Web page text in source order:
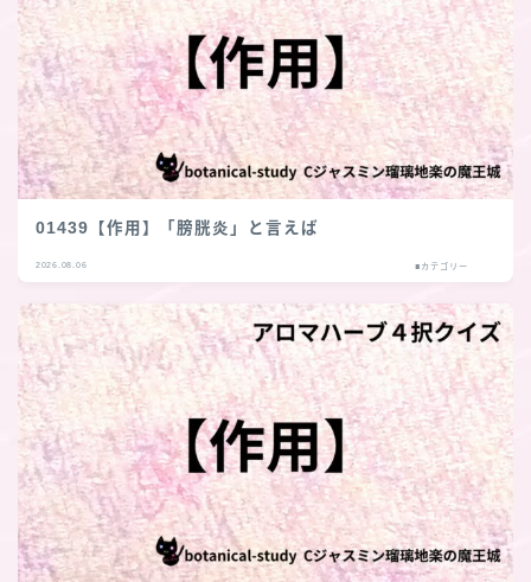
01439【作用】「膀胱炎」と言えば
2026.08.06 ■カテゴリー